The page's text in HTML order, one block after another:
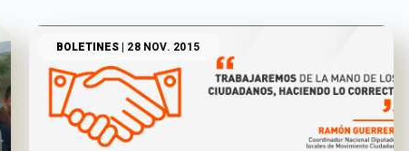
BOLETINES| 28 NOV. 2015